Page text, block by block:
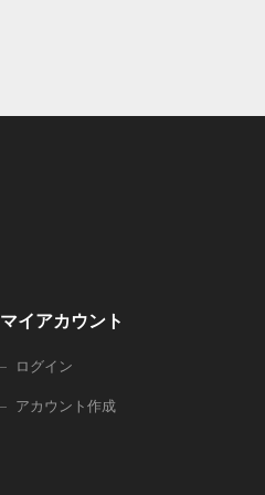
マイアカウント
ログイン
アカウント作成